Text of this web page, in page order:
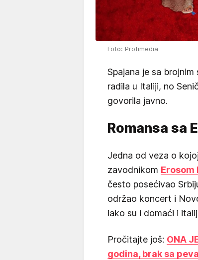
Foto: Profimedia
Spajana je sa
radila u Italiji, no
govorila javno.
Romansa sa
Jedna od veza o
zavodnikom Erosom
često posećivao
održao koncert i
iako su i domaći i
Pročitajte još: ONA
godina, brak sa